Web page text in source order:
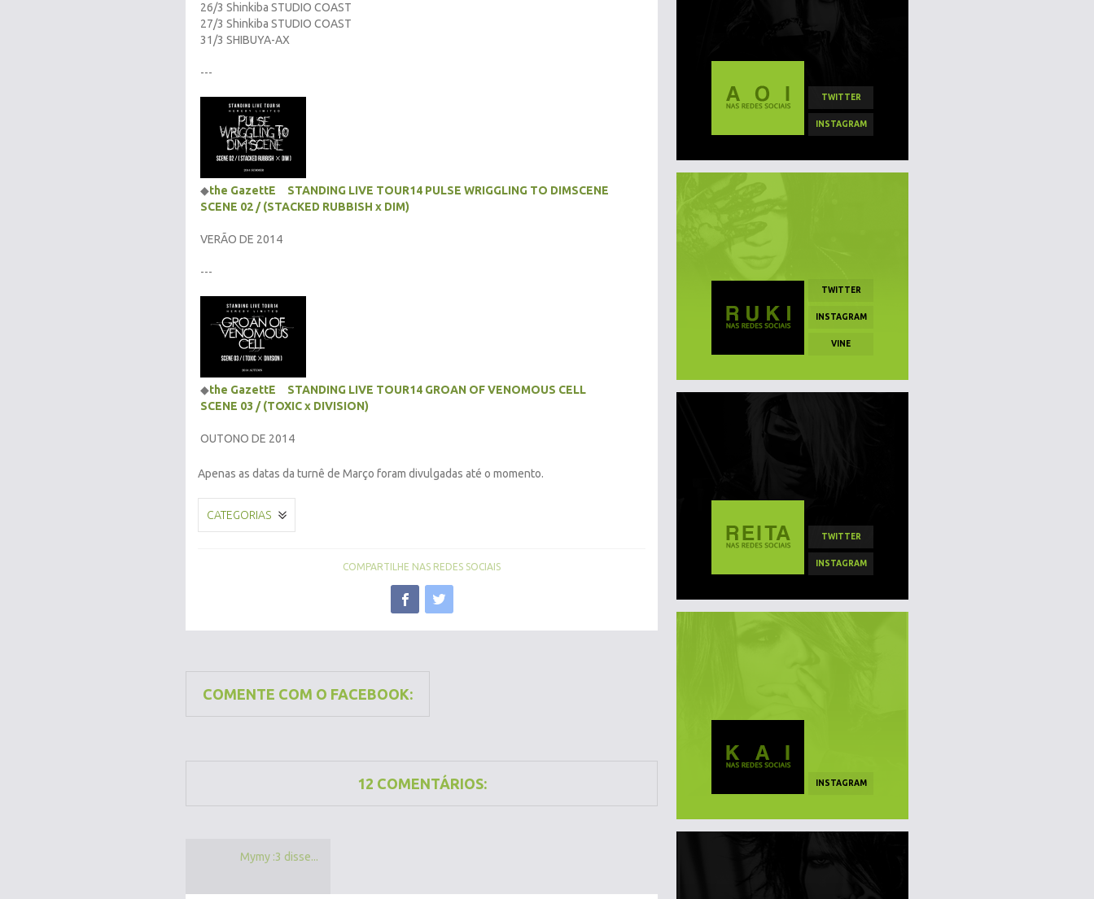
26/3 Shinkiba STUDIO COAST
27/3 Shinkiba STUDIO COAST
31/3 SHIBUYA-AX
---
◆the GazettE STANDING LIVE TOUR14 PULSE WRIGGLING TO DIMSCENE
SCENE 02 / (STACKED RUBBISH x DIM)
VERÃO DE 2014
---
◆the GazettE STANDING LIVE TOUR14 GROAN OF VENOMOUS CELL
SCENE 03 / (TOXIC x DIVISION)
OUTONO DE 2014
Apenas as datas da turnê de Março foram divulgadas até o momento.
CATEGORIAS
COMPARTILHE NAS REDES SOCIAIS
COMENTE COM O FACEBOOK:
12 COMENTÁRIOS:
Mymy :3 disse...
TWITTER
INSTAGRAM
TWITTER
INSTAGRAM
VINE
TWITTER
INSTAGRAM
INSTAGRAM